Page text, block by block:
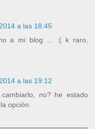
a las 18:45
a mi blog ... :( k raro,
a las 19:12
no? he estado
opción.